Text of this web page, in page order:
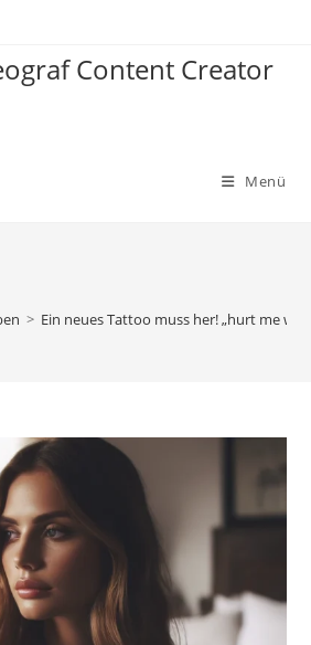
Content Creator
Menü
> Ein neues Tattoo muss her! „hurt me